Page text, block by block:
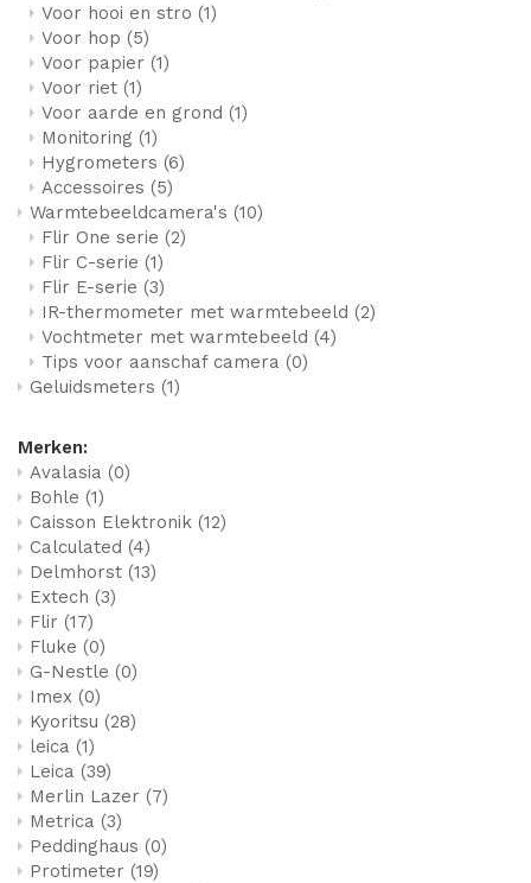
Voor hooi en stro (1)
Voor hop (5)
Voor papier (1)
Voor riet (1)
Voor aarde en grond (1)
Monitoring (1)
Hygrometers (6)
Accessoires (5)
Warmtebeeldcamera's (10)
Flir One serie (2)
Flir C-serie (1)
Flir E-serie (3)
IR-thermometer met warmtebeeld (2)
Vochtmeter met warmtebeeld (4)
Tips voor aanschaf camera (0)
Geluidsmeters (1)
Merken:
Avalasia (0)
Bohle (1)
Caisson Elektronik (12)
Calculated (4)
Delmhorst (13)
Extech (3)
Flir (17)
Fluke (0)
G-Nestle (0)
Imex (0)
Kyoritsu (28)
leica (1)
Leica (39)
Merlin Lazer (7)
Metrica (3)
Peddinghaus (0)
Protimeter (19)